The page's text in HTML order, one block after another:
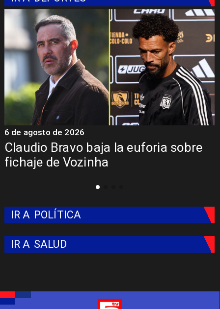
Claudio Bravo baja la euforia sobre
fichaje de Vozinha
6 de agosto de 2026
IR A POLÍTICA
IR A SALUD